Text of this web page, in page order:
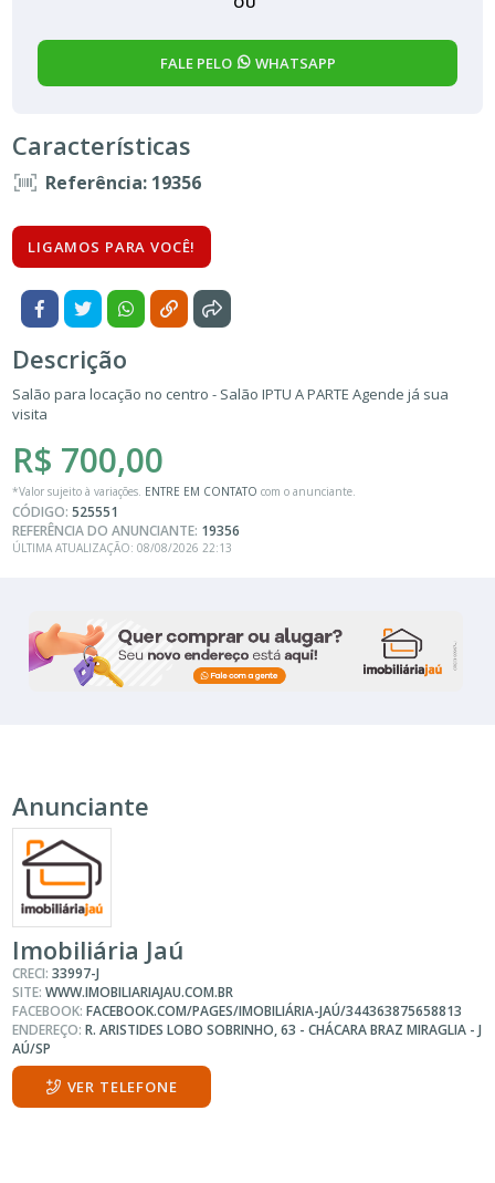
FALE PELO WHATSAPP
Características
Referência: 19356
LIGAMOS PARA VOCÊ!
Descrição
Salão para locação no centro - Salão IPTU A PARTE Agende já sua
visita
R$ 700,00
*Valor sujeito à variações. ENTRE EM CONTATO com o anunciante.
CÓDIGO:525551
REFERÊNCIA DO ANUNCIANTE: 19356
ÚLTIMA ATUALIZAÇÃO: 08/08/2026 22:13
Anunciante
Imobiliária Jaú
CRECI:33997-J
SITE:WWW.IMOBILIARIAJAU.COM.BR
FACEBOOK:FACEBOOK.COM/PAGES/IMOBILIÁRIA-JAÚ/344363875658813
ENDEREÇO:R. ARISTIDES LOBO SOBRINHO, 63 - CHÁCARA BRAZ MIRAGLIA - J
AÚ/SP
VER TELEFONE